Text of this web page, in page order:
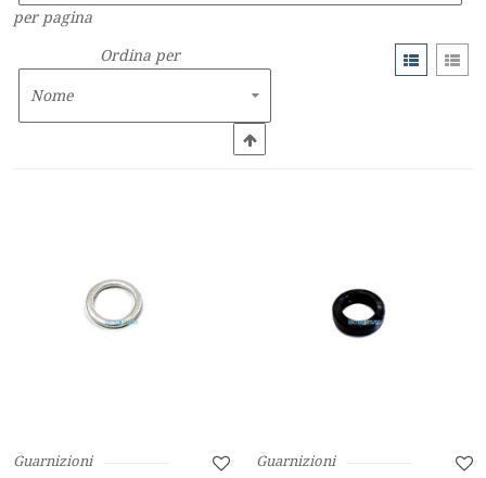
per pagina
Ordina per
Guarnizioni Guarnizioni